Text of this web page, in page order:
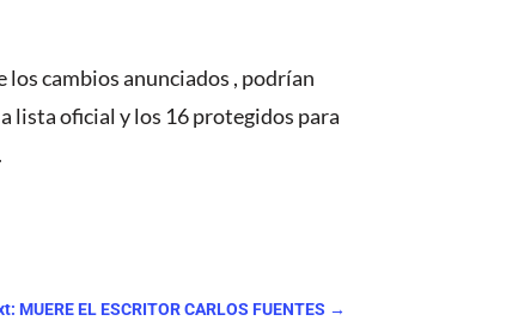
cambios anunciados , podrían
lista oficial y los 16 protegidos para
MUERE EL ESCRITOR CARLOS FUENTES →